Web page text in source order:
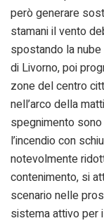
però generare
stamani il vento
spostando la
di Livorno, poi
zone del centro
nell’arco della
spegnimento
l’incendio con
notevolmente
contenimento, si
scenario nelle
sistema attivo per